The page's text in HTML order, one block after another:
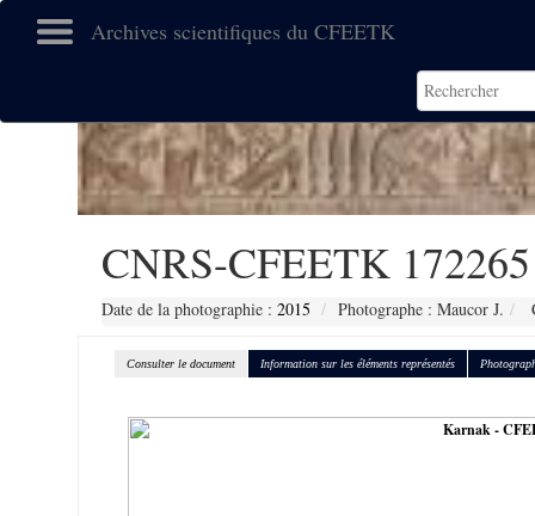
Archives scientifiques du CFEETK
CNRS-CFEETK 172265
Date de la photographie : 2015 Photographe : Maucor J.
Consulter le document Information sur les éléments représentés